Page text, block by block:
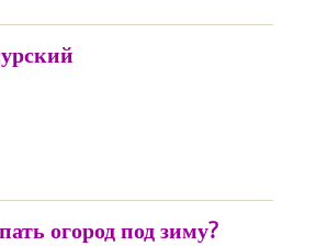
огород под зиму?